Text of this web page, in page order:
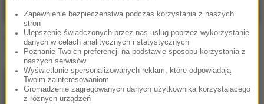
Iggy Azalea / Rita Ora
Black Widow
Iggy Azalea
Fancy
Zapewnienie bezpieczeństwa podczas korzystania z naszych
stron
Ulepszenie świadczonych przez nas usług poprzez wykorzystanie
danych w celach analitycznych i statystycznych
Poznanie Twoich preferencji na podstawie sposobu korzystania z
naszych serwisów
Wyświetlanie spersonalizowanych reklam, które odpowiadają
Twoim zainteresowaniom
Gromadzenie zagregowanych danych użytkownika korzystającego
z różnych urządzeń